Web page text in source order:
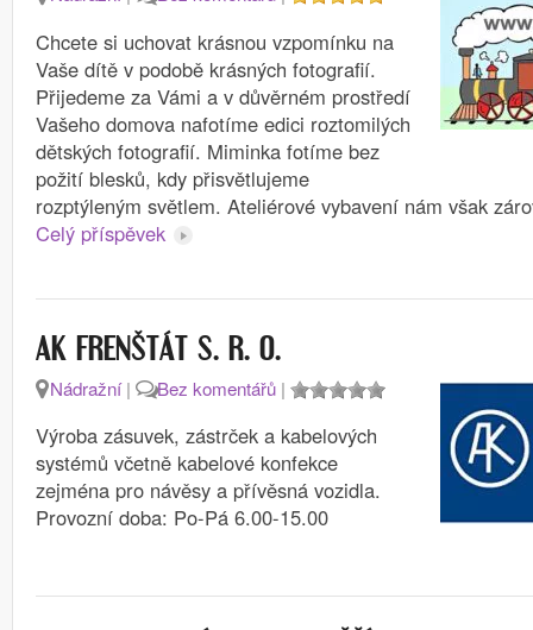
Chcete si uchovat krásnou vzpomínku na
Vaše dítě v podobě krásných fotografií.
Přijedeme za Vámi a v důvěrném prostředí
Vašeho domova nafotíme edici roztomilých
dětských fotografií. Miminka fotíme bez
požití blesků, kdy přisvětlujeme
rozptýleným světlem. Ateliérové vybavení nám však
Celý příspěvek
AK FRENŠTÁT S. R. O.
Nádražní| Bez komentářů |
Výroba zásuvek, zástrček a kabelových
systémů včetně kabelové konfekce
zejména pro návěsy a přívěsná vozidla.
Provozní doba: Po-Pá 6.00-15.00